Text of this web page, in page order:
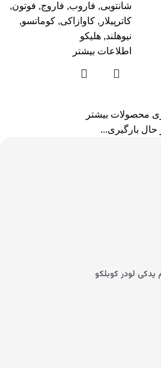
شانتوبی, فاروب, فاروج, فوتون,
کاترپیلار , کاوازاکی, کوماتسو,
نیوهلند, هلیکو
اطلاعات بیشتر
محصولات بیشتر
حال بارگیری...
یدکی لودر کوبلکو